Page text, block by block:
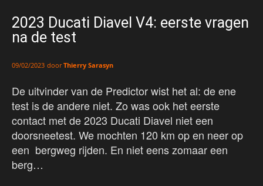
2023 Ducati Diavel V4: eerste vragen
na de test
09/02/2023 door Thierry Sarasyn
De uitvinder van de Predictor wist het al: de ene
test is de andere niet. Zo was ook het eerste
contact met de 2023 Ducati Diavel niet een
doorsneetest. We mochten 120 km op en neer op
een bergweg rijden. En niet eens zomaar een
berg…